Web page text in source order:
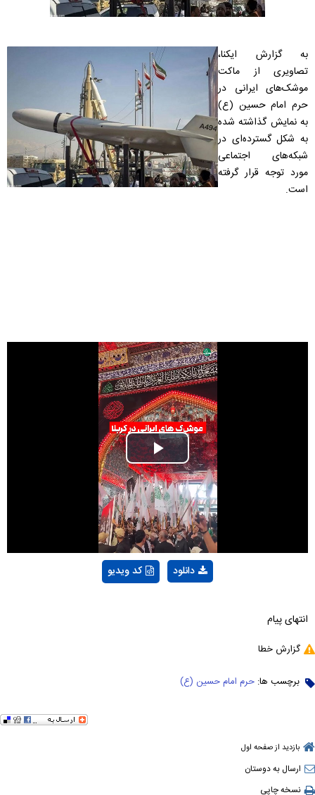
به گزارش ایکنا،
تصاویری از ماکت
موشک‌های ایرانی در
حرم امام حسین (ع)
به نمایش گذاشته شده
به شکل گسترده‌ای در
شبکه‌های اجتماعی
مورد توجه قرار گرفته
است.
Play
Video
کد ویدیو دانلود
انتهای پیام
گزارش خطا
برچسب ها: حرم امام حسین (ع)
بازدید از صفحه اول
ارسال به دوستان
نسخه چاپی